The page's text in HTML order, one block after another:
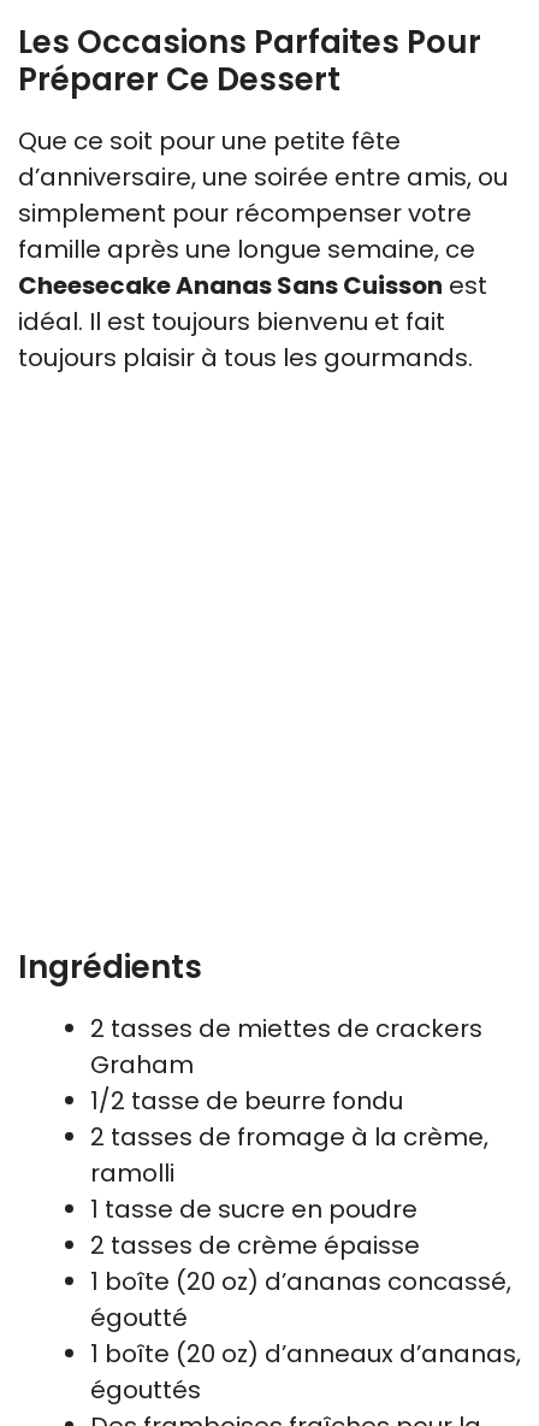
Les Occasions Parfaites Pour
Préparer Ce Dessert
Que ce soit pour une petite fête
d’anniversaire, une soirée entre amis, ou
simplement pour récompenser votre
famille après une longue semaine, ce
Cheesecake Ananas Sans Cuisson est
idéal. Il est toujours bienvenu et fait
toujours plaisir à tous les gourmands.
Ingrédients
2 tasses de miettes de crackers
Graham
1/2 tasse de beurre fondu
2 tasses de fromage à la crème,
ramolli
1 tasse de sucre en poudre
2 tasses de crème épaisse
1 boîte (20 oz) d’ananas concassé,
égoutté
1 boîte (20 oz) d’anneaux d’ananas,
égouttés